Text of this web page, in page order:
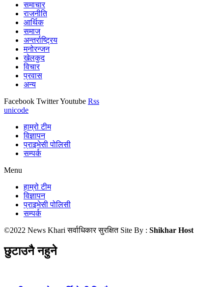
समाचार
राजनीति
आर्थिक
समाज
अन्तर्राष्ट्रिय
मनोरन्जन
खेलकुद
विचार
प्रवास
अन्य
Facebook TwitterYoutube Rss
unicode
हाम्रो टीम
विज्ञापन
प्राइभेसी पोलिसी
सम्पर्क
Menu
हाम्रो टीम
विज्ञापन
प्राइभेसी पोलिसी
सम्पर्क
©2022 News Khari सर्वाधिकार सुरक्षित Site By : Shikhar Host
छुटाउनै नहुने